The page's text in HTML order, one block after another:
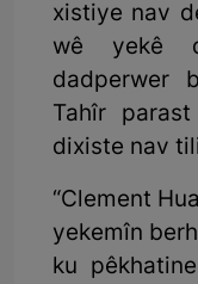
xistiye nav
wê yekê
dadperwer
Tahîr
dixiste nav
“Clement
yekemîn
ku